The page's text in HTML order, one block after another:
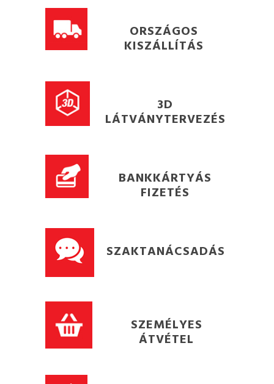
ORSZÁGOS
KISZÁLLÍTÁS
3D
LÁTVÁNYTERVEZÉS
BANKKÁRTYÁS
FIZETÉS
SZAKTANÁCSADÁS
SZEMÉLYES
ÁTVÉTEL